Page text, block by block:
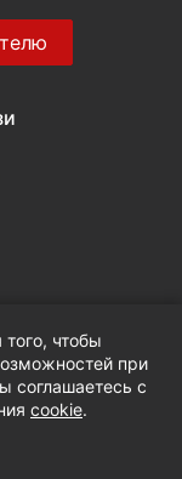
чтобы
при
соглашаетесь с
cookie.